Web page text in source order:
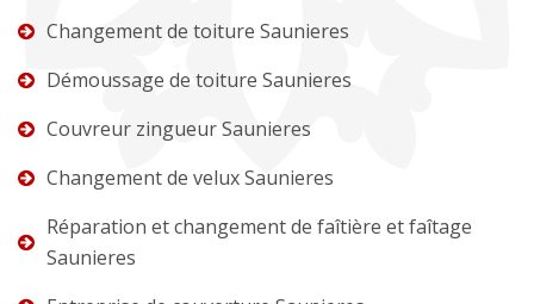
Changement de toiture Saunieres
Démoussage de toiture Saunieres
Couvreur zingueur Saunieres
Changement de velux Saunieres
Réparation et changement de faîtière et faîtage
Saunieres